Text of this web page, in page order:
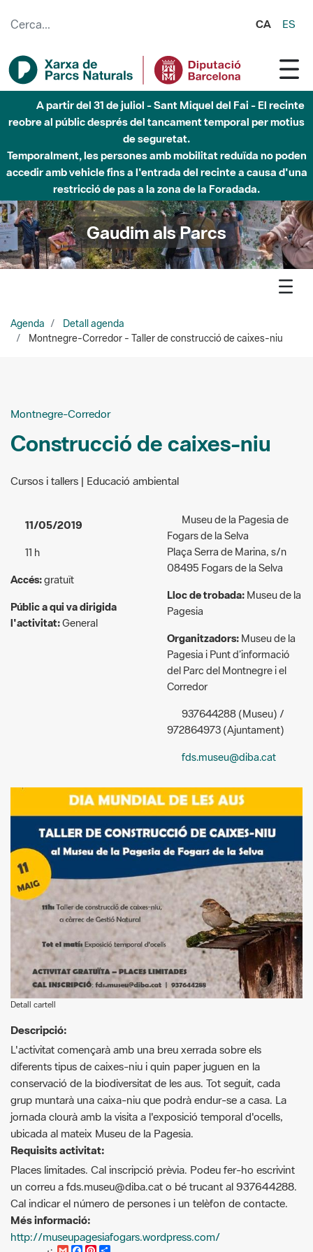
CA ES
Fins al desembre de 2026 - Parc Fluvial Besòs -
Afectacions a la llera del Parc Fluvial del Besòs degut a
obres de construcció d'una passera sobre el riu
Gaudim als Parcs
Agenda
Detall agenda
Montnegre-Corredor - Taller de construcció de caixes-niu
11/05/2019
Accés:gratuït
Públic a qui va dirigida
l'activitat:
General
Fogars de la Selva
08495 Fogars de la Selva
Lloc de trobada:
Museu de la
Pagesia
Organitzadors:
Museu de la
Pagesia i Punt d’informació
del Parc del Montnegre i el
Corredor
937644288 (Museu) /
972864973 (Ajuntament)
fds.museu@diba.cat
Detall cartell
Descripció:
L'activitat començarà amb una breu xerrada sobre els
conservació de la biodiversitat de les aus. Tot seguit, cada
grup muntarà una caixa-niu que podrà endur-se a casa. La
jornada clourà amb la visita a l'exposició temporal d'ocells,
ubicada al mateix Museu de la Pagesia.
Requisits activitat:
Places limitades. Cal inscripció prèvia. Podeu fer-ho escrivint
un correu a fds.museu@diba.cat o bé trucant al 937644288.
Cal indicar el número de persones i un telèfon de contacte.
Més informació:
http://museupagesiafogars.wordpress.com/
compartir
G
m
a
i
l
F
a
c
e
b
P
i
t
e
C
o
p
a
Recursos.
Cartell Dia Mundial de les Aus [Pdf]